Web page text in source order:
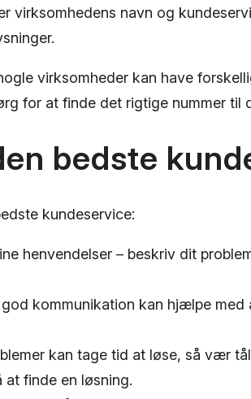
virksomhedens navn og
virksomheder kan have
for at finde det rigtige nummer til
bedste
kundeservice:
henvendelser – beskriv dit
kommunikation kan hjælpe med
kan tage tid at løse, så vær
at finde en løsning.